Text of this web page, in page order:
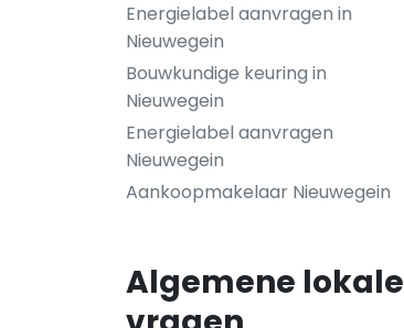
Energielabel aanvragen in
Nieuwegein
Bouwkundige keuring in
Nieuwegein
Energielabel aanvragen
Nieuwegein
Aankoopmakelaar Nieuwegein
Algemene lokale